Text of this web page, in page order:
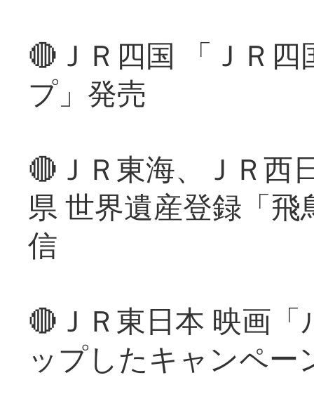
🔴ＪＲ四国 「ＪＲ
プ」発売
🔴ＪＲ東海、ＪＲ西
県 世界遺産登録「
信
🔴ＪＲ東日本 映画
ップしたキャンペー